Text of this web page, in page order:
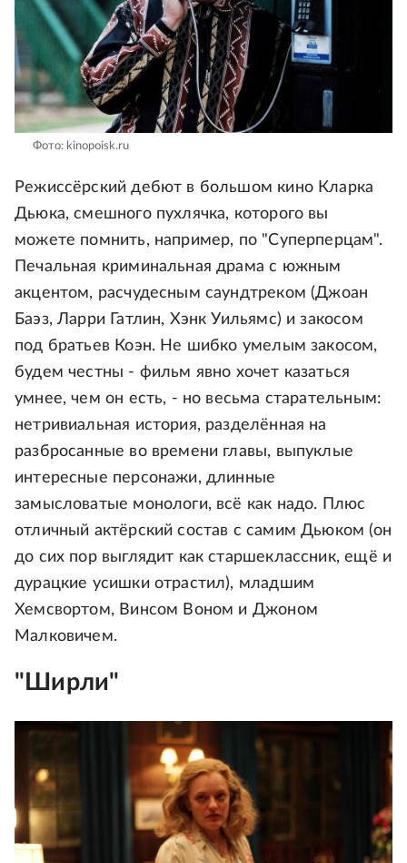
Фото: kinopoisk.ru
Режиссёрский дебют в большом кино Кларка
Дьюка, смешного пухлячка, которого вы
можете помнить, например, по "Суперперцам".
Печальная криминальная драма с южным
акцентом, расчудесным саундтреком (Джоан
Баэз, Ларри Гатлин, Хэнк Уильямс) и закосом
под братьев Коэн. Не шибко умелым закосом,
будем честны - фильм явно хочет казаться
умнее, чем он есть, - но весьма старательным:
нетривиальная история, разделённая на
разбросанные во времени главы, выпуклые
интересные персонажи, длинные
замысловатые монологи, всё как надо. Плюс
отличный актёрский состав с самим Дьюком (он
до сих пор выглядит как старшеклассник, ещё и
дурацкие усишки отрастил), младшим
Хемсвортом, Винсом Воном и Джоном
Малковичем.
"Ширли"